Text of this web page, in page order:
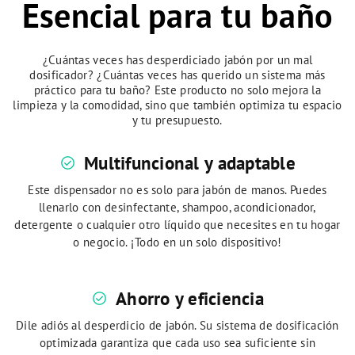
check_circle Multifuncional y adaptable
Este dispensador no es solo para jabón de manos. Puedes
llenarlo con desinfectante, shampoo, acondicionador,
detergente o cualquier otro líquido que necesites en tu hogar
o negocio. ¡Todo en un solo dispositivo!
check_circle Ahorro y eficiencia
Dile adiós al desperdicio de jabón. Su sistema de dosificación
optimizada garantiza que cada uso sea suficiente sin
Esencial para tu baño
¿Cuántas veces has desperdiciado jabón por un mal
dosificador? ¿Cuántas veces has querido un sistema más
práctico para tu baño? Este producto no solo mejora la
limpieza y la comodidad, sino que también optimiza tu espacio
y tu presupuesto.